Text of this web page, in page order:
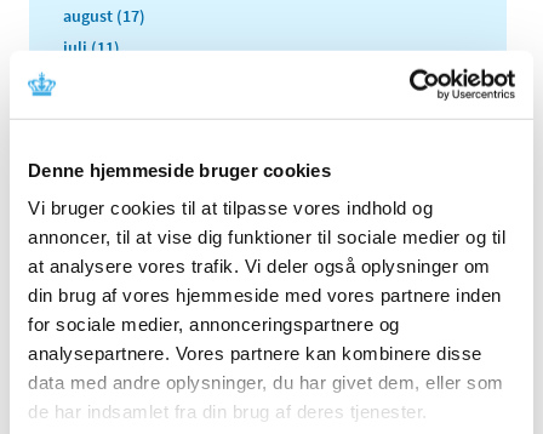
Denne hjemmeside bruger cookies
Vi bruger cookies til at tilpasse vores indhold og
annoncer, til at vise dig funktioner til sociale medier og til
at analysere vores trafik. Vi deler også oplysninger om
din brug af vores hjemmeside med vores partnere inden
for sociale medier, annonceringspartnere og
analysepartnere. Vores partnere kan kombinere disse
data med andre oplysninger, du har givet dem, eller som
de har indsamlet fra din brug af deres tjenester.
august (17)
juli (11)
marts (42)
februar (12)
januar (18)
2019 (159)
2018 (150)
2017 (167)
2016 (167)
2015 (33)